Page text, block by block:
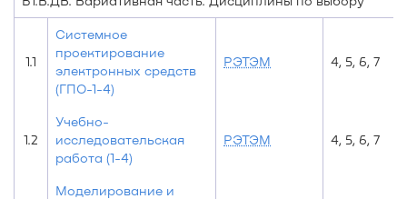
1.1
Системное
проектирование
электронных средств
(ГПО-1-4)
РЭТЭМ 4, 5, 6, 7
1.2
Учебно-
исследовательская
работа (1-4)
РЭТЭМ 4, 5, 6, 7
Моделирование и